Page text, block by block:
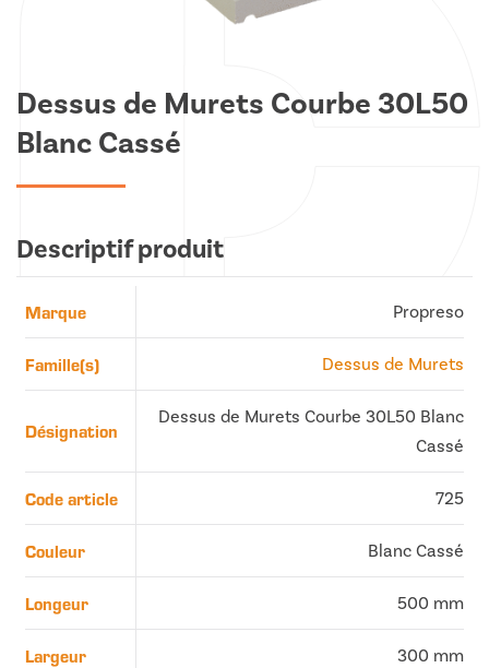
Dessus de Murets Courbe 30L50
Blanc Cassé
Descriptif produit
Marque Propreso
Famille(s) Dessus de Murets
Désignation
Dessus de Murets Courbe 30L50 Blanc
Cassé
Code article 725
Couleur Blanc Cassé
Longeur 500 mm
Largeur 300 mm